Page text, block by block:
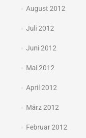
August 2012
Juli 2012
Juni 2012
Mai 2012
April 2012
März 2012
Februar 2012